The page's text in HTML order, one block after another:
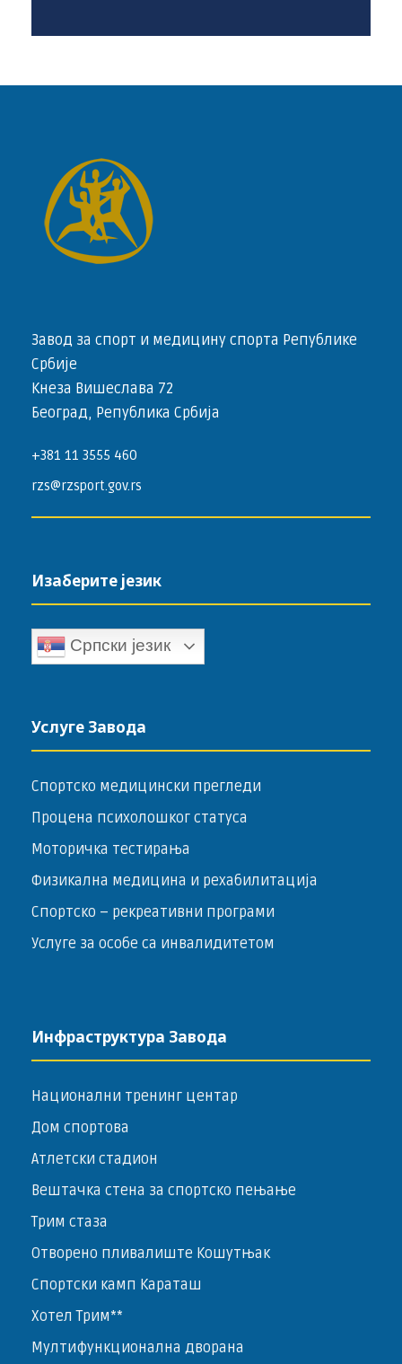
Завод за спорт и медицину спорта Републике
Србије
Кнеза Вишеслава 72
Београд, Република Србија
+381 11 3555 460
rzs@rzsport.gov.rs
Изаберите језик
Српски језик
Услуге Завода
Спортско медицински прегледи
Процена психолошког статуса
Моторичка тестирања
Физикална медицина и рехабилитација
Спортско – ­рекреативни програми
Услуге за особе са инвалидитетом
Инфраструктура Завода
Национални тренинг центар
Дом спортова
Атлетски стадион
Вештачка стена за спортско пењање
Трим стаза
Отворено пливалиште Кошутњак
Спортски камп Караташ
Хотел Трим**
Мултифункционална дворана